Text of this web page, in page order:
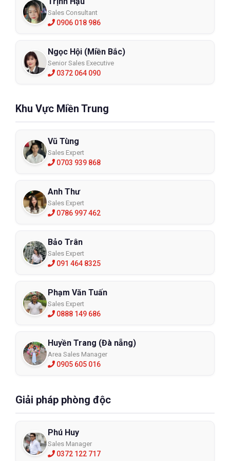
Áo mưa phản quang ANSa MB150D
Áo mưa cánh dơi Poly/PVC 2 lớp Ngọc
NH-01
Sales Consultant
0906 018 986
Ngọc Hội (Miền Bắc)
Senior Sales Executive
0372 064 090
Khu Vực Miền Trung
Vũ Tùng
Sales Expert
0703 939 868
Anh Thư
Sales Expert
0786 997 462
Bảo Trân
Sales Expert
091 464 8325
Phạm Văn Tuấn
Sales Expert
0888 149 686
Huyền Trang (Đà nẵng)
Area Sales Manager
0905 605 016
Giải pháp phòng độc
Phú Huy
Sales Manager
0372 122 717